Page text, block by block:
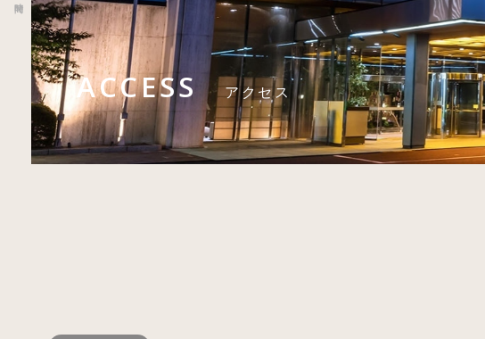
ACCESS アクセス